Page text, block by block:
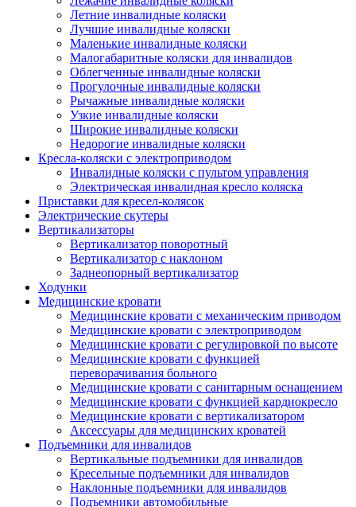
Летние инвалидные коляски
Лучшие инвалидные коляски
Маленькие инвалидные коляски
Малогабаритные коляски для инвалидов
Облегченные инвалидные коляски
Прогулочные инвалидные коляски
Рычажные инвалидные коляски
Узкие инвалидные коляски
Широкие инвалидные коляски
Недорогие инвалидные коляски
Кресла-коляски с электроприводом
Инвалидные коляски с пультом управления
Электрическая инвалидная кресло коляска
Приставки для кресел-колясок
Электрические скутеры
Вертикализаторы
Вертикализатор поворотный
Вертикализатор с наклоном
Заднеопорный вертикализатор
Ходунки
Медицинские кровати
Медицинские кровати с механическим приводом
Медицинские кровати с электроприводом
Медицинские кровати с регулировкой по высоте
Медицинские кровати с функцией
переворачивания больного
Медицинские кровати с санитарным оснащением
Медицинские кровати с функцией кардиокресло
Медицинские кровати с вертикализатором
Аксессуары для медицинских кроватей
Подъемники для инвалидов
Вертикальные подъемники для инвалидов
Кресельные подъемники для инвалидов
Наклонные подъемники для инвалидов
Подъемники автомобильные